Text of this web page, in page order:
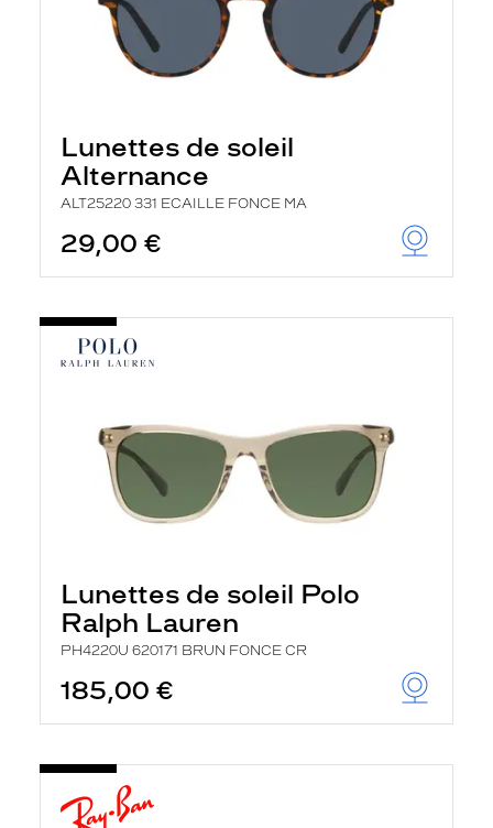
Lunettes de soleil
Alternance
ALT25220 331 ECAILLE FONCE MA
29,00 €
Lunettes de soleil Polo
Ralph Lauren
PH4220U 620171 BRUN FONCE CR
185,00 €